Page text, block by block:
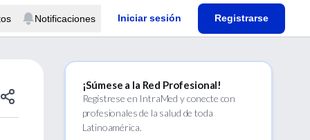
Notificaciones Iniciar sesión Registrarse
¡Súmese a la Red Profesional!
Regístrese en IntraMed y conecte con
profesionales de la salud de toda
Latinoamérica.